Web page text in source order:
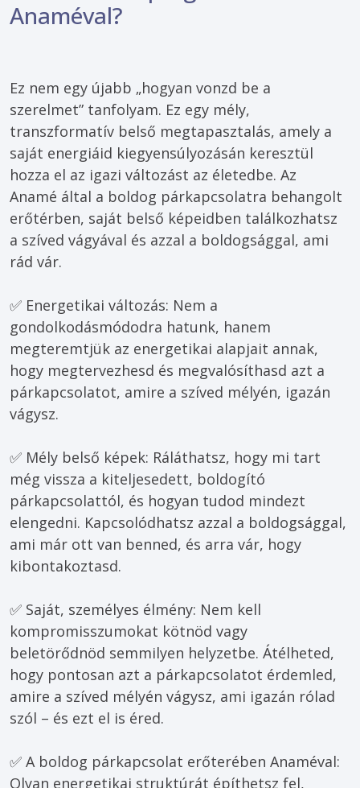
Anaméval?
Ez nem egy újabb „hogyan vonzd be a
szerelmet” tanfolyam. Ez egy mély,
transzformatív belső megtapasztalás, amely a
saját energiáid kiegyensúlyozásán keresztül
hozza el az igazi változást az életedbe. Az
Anamé által a boldog párkapcsolatra behangolt
erőtérben, saját belső képeidben találkozhatsz
a szíved vágyával és azzal a boldogsággal, ami
✅ Energetikai változás: Nem a
gondolkodásmódodra hatunk, hanem
megteremtjük az energetikai alapjait annak,
hogy megtervezhesd és megvalósíthasd azt a
párkapcsolatot, amire a szíved mélyén, igazán
vágysz.
✅ Mély belső képek: Ráláthatsz, hogy mi tart
még vissza a kiteljesedett, boldogító
párkapcsolattól, és hogyan tudod mindezt
elengedni. Kapcsolódhatsz azzal a boldogsággal,
ami már ott van benned, és arra vár, hogy
kibontakoztasd.
✅ Saját, személyes élmény: Nem kell
kompromisszumokat kötnöd vagy
beletörődnöd semmilyen helyzetbe. Átélheted,
hogy pontosan azt a párkapcsolatot érdemled,
amire a szíved mélyén vágysz, ami igazán rólad
szól – és ezt el is éred.
✅ A boldog párkapcsolat erőterében Anaméval:
Olyan energetikai struktúrát építhetsz fel,